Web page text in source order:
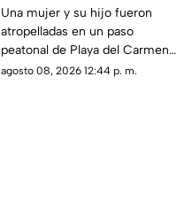
4tr0p3ll4n a una mujer
y a su hijo en un paso
peatonal de Playa del
Carmen
Una mujer y su hijo fueron
atropelladas en un paso
peatonal de Playa del Carmen.
Cámara de seguridad captó el
agosto 08, 2026 12:44 p. m.